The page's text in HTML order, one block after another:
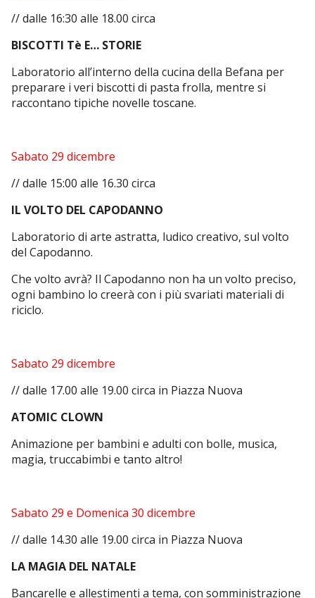
// dalle 16:30 alle 18.00 circa
BISCOTTI Tè E… STORIE
Laboratorio all’interno della cucina della Befana per
preparare i veri biscotti di pasta frolla, mentre si
raccontano tipiche novelle toscane.
Sabato 29 dicembre
// dalle 15:00 alle 16.30 circa
IL VOLTO DEL CAPODANNO
Laboratorio di arte astratta, ludico creativo, sul volto
del Capodanno.
Che volto avrà? Il Capodanno non ha un volto preciso,
ogni bambino lo creerà con i più svariati materiali di
riciclo.
Sabato 29 dicembre
// dalle 17.00 alle 19.00 circa in Piazza Nuova
ATOMIC CLOWN
Animazione per bambini e adulti con bolle, musica,
magia, truccabimbi e tanto altro!
Sabato 29 e Domenica 30 dicembre
// dalle 14.30 alle 19.00 circa in Piazza Nuova
LA MAGIA DEL NATALE
Bancarelle e allestimenti a tema, con somministrazione